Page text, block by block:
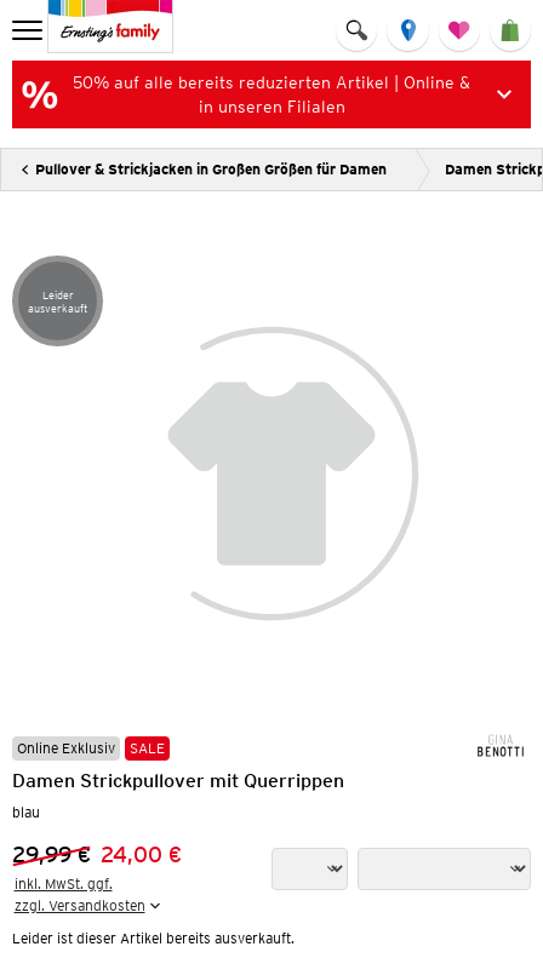
50% auf alle bereits reduzierten Artikel | Online &
in unseren Filialen
Pullover & Strickjacken in Großen Größen für Damen Damen
Artikel leider ausverkauft
Leider
ausverkauft
Online Exklusiv SALE
Damen Strickpullover mit Querrippen
blau
Vorheriger Preis:
29,99 €
Neuer Preis:24,00 €
inkl. MwSt. ggf.
zzgl. Versandkosten
Leider ist dieser Artikel bereits ausverkauft.